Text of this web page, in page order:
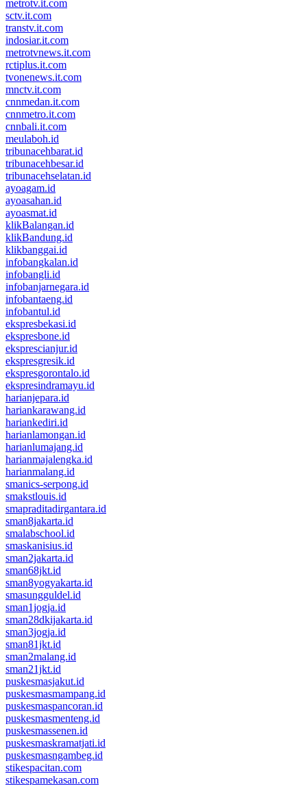
metrotv.it.com
sctv.it.com
transtv.it.com
indosiar.it.com
metrotvnews.it.com
rctiplus.it.com
tvonenews.it.com
mnctv.it.com
cnnmedan.it.com
cnnmetro.it.com
cnnbali.it.com
meulaboh.id
tribunacehbarat.id
tribunacehbesar.id
tribunacehselatan.id
ayoagam.id
ayoasahan.id
ayoasmat.id
klikBalangan.id
klikBandung.id
klikbanggai.id
infobangkalan.id
infobangli.id
infobanjarnegara.id
infobantaeng.id
infobantul.id
ekspresbekasi.id
ekspresbone.id
eksprescianjur.id
ekspresgresik.id
ekspresgorontalo.id
ekspresindramayu.id
harianjepara.id
hariankarawang.id
hariankediri.id
harianlamongan.id
harianlumajang.id
harianmajalengka.id
harianmalang.id
smanics-serpong.id
smakstlouis.id
smapraditadirgantara.id
sman8jakarta.id
smalabschool.id
smaskanisius.id
sman2jakarta.id
sman68jkt.id
sman8yogyakarta.id
smasungguldel.id
sman1jogja.id
sman28dkijakarta.id
sman3jogja.id
sman81jkt.id
sman2malang.id
sman21jkt.id
puskesmasjakut.id
puskesmasmampang.id
puskesmaspancoran.id
puskesmasmenteng.id
puskesmassenen.id
puskesmaskramatjati.id
puskesmasngambeg.id
stikespacitan.com
stikespamekasan.com